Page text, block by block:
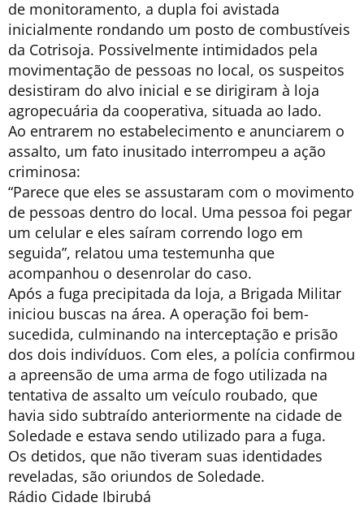
de monitoramento, a dupla foi avistada
inicialmente rondando um posto de combustíveis
da Cotrisoja. Possivelmente intimidados pela
movimentação de pessoas no local, os suspeitos
desistiram do alvo inicial e se dirigiram à loja
agropecuária da cooperativa, situada ao lado.
Ao entrarem no estabelecimento e anunciarem o
assalto, um fato inusitado interrompeu a ação
criminosa:
“Parece que eles se assustaram com o movimento
de pessoas dentro do local. Uma pessoa foi pegar
um celular e eles saíram correndo logo em
seguida”, relatou uma testemunha que
acompanhou o desenrolar do caso.
Após a fuga precipitada da loja, a Brigada Militar
iniciou buscas na área. A operação foi bem-
sucedida, culminando na interceptação e prisão
dos dois indivíduos. Com eles, a polícia confirmou
a apreensão de uma arma de fogo utilizada na
tentativa de assalto um veículo roubado, que
havia sido subtraído anteriormente na cidade de
Soledade e estava sendo utilizado para a fuga.
Os detidos, que não tiveram suas identidades
reveladas, são oriundos de Soledade.
Rádio Cidade Ibirubá